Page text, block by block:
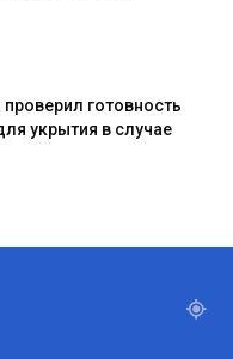
готовность
укрытия в случае